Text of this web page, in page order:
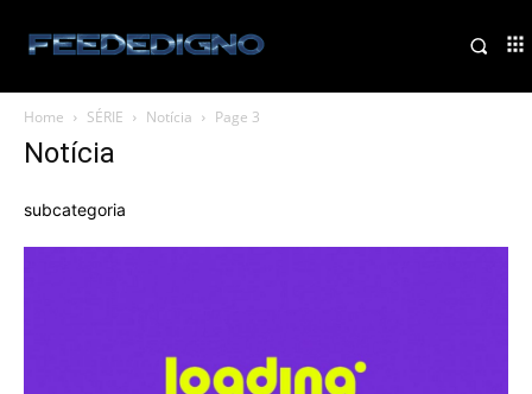
Home SÉRIE Notícia Page 3
Notícia
subcategoria